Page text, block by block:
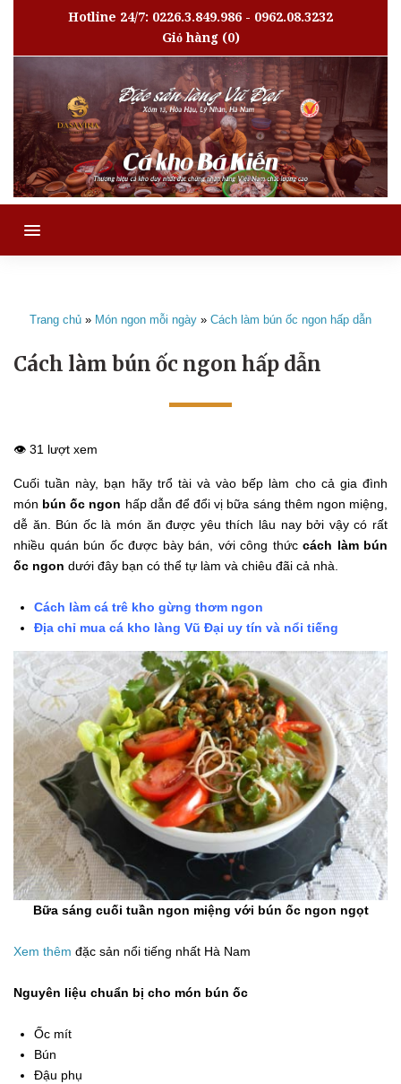
Hotline 24/7: 0226.3.849.986 - 0962.08.3232
Giỏ hàng(0)
MENU
Trang chủ » Món ngon mỗi ngày » Cách làm bún ốc ngon hấp dẫn
Cách làm bún ốc ngon hấp dẫn
👁️ 31 lượt xem
Cuối tuần này, bạn hãy trổ tài và vào bếp làm cho cả gia đình
món bún ốc ngon hấp dẫn để đổi vị bữa sáng thêm ngon miệng,
dễ ăn. Bún ốc là món ăn được yêu thích lâu nay bởi vậy có rất
nhiều quán bún ốc được bày bán, với công thức cách làm bún
ốc ngon dưới đây bạn có thể tự làm và chiêu đãi cả nhà.
Cách làm cá trê kho gừng thơm ngon
Địa chỉ mua cá kho làng Vũ Đại uy tín và nổi tiếng
Bữa sáng cuối tuần ngon miệng với bún ốc ngon ngọt
Xem thêm đặc sản nổi tiếng nhất Hà Nam
Nguyên liệu chuẩn bị cho món bún ốc
Ốc mít
Bún
Đậu phụ